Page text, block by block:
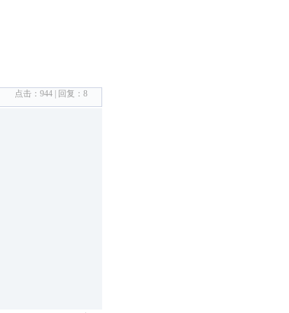
点击： 944 | 回复： 8